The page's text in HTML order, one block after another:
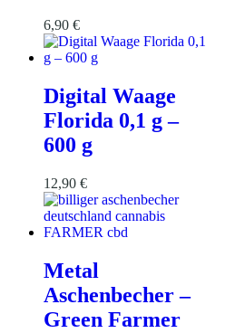
6,90 €
Digital Waage
Florida 0,1 g –
600 g
12,90 €
Metal
Aschenbecher –
Green Farmer